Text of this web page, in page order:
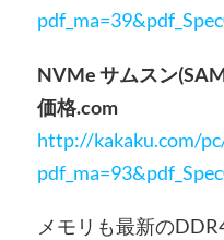
NVMe サムスン
価格.com
http://kakaku.com/
メモリも最新の